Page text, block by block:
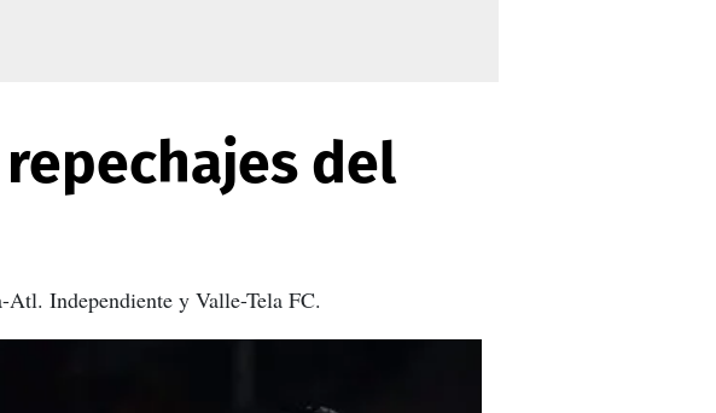
del
Independiente y Valle-Tela FC.